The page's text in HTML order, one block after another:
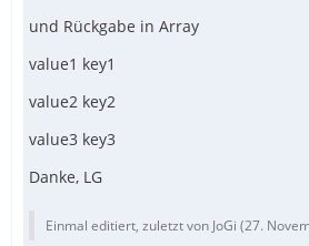
und Rückgabe in Array
value1 key1
value2 key2
value3 key3
Danke, LG
Einmal editiert, zuletzt von JoGi (27.